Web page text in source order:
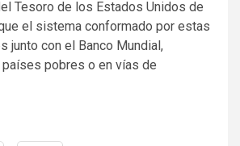
Tesoro de los Estados Unidos de
el sistema conformado por estas
junto con el Banco Mundial,
pobres o en vías de